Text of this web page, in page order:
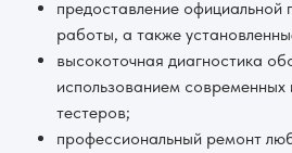
предоставление официальной
работы, а также
высокоточная диагностика
использованием современных
тестеров;
профессиональный ремонт